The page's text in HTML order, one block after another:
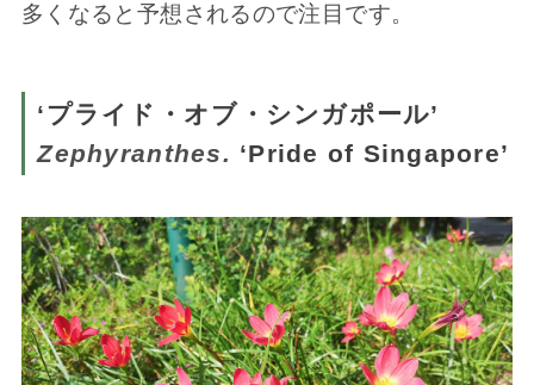
多くなると予想されるので注目です。
‘プライド・オブ・シンガポール’
Zephyranthes. ‘Pride of Singapore’